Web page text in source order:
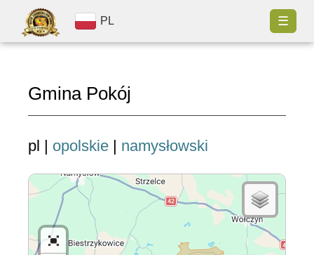
PL ☰
Gmina Pokój
pl | opolskie | namysłowski